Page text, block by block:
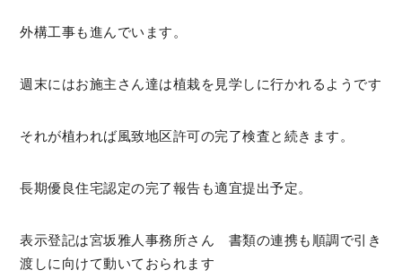
外構工事も進んでいます。
週末にはお施主さん達は植栽を見学しに行かれるようです
それが植われば風致地区許可の完了検査と続きます。
長期優良住宅認定の完了報告も適宜提出予定。
表示登記は宮坂雅人事務所さん 書類の連携も順調で引き
渡しに向けて動いておられます